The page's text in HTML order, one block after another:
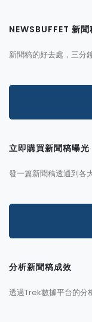
NEWSBUFFET 新
新聞稿的好去處，三分
立即購買新聞稿曝光
發一篇新聞稿透通到各
分析新聞稿成效
透過Trek數據平台的分